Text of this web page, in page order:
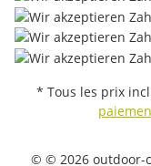
* Tous les prix
© © 2026 outdoor-